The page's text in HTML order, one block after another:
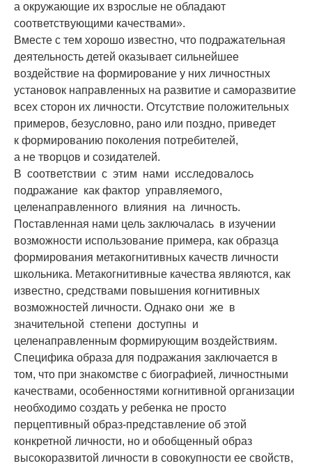
а окружающие их взрослые не обладают
соответствующими качествами».
Вместе с тем хорошо известно, что подражательная
деятельность детей оказывает сильнейшее
воздействие на формирование у них личностных
установок направленных на развитие и саморазвитие
всех сторон их личности. Отсутствие положительных
примеров, безусловно, рано или поздно, приведет
к формированию поколения потребителей,
а не творцов и созидателей.
В соответствии с этим нами исследовалось
подражание как фактор управляемого,
целенаправленного влияния на личность.
Поставленная нами цель заключалась в изучении
возможности использование примера, как образца
формирования метакогнитивных качеств личности
школьника. Метакогнитивные качества являются, как
известно, средствами повышения когнитивных
возможностей личности. Однако они же в
значительной степени доступны и
целенаправленным формирующим воздействиям.
Специфика образа для подражания заключается в
том, что при знакомстве с биографией, личностными
качествами, особенностями когнитивной организации
необходимо создать у ребенка не просто
перцептивный образ-представление об этой
конкретной личности, но и обобщенный образ
высокоразвитой личности в совокупности ее свойств,